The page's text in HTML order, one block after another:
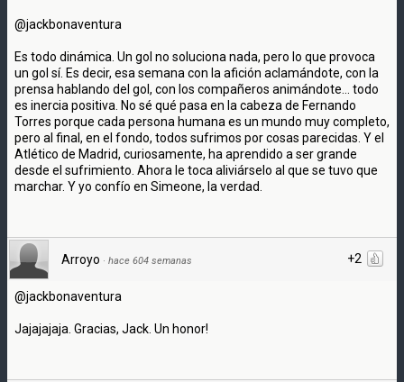
@jackbonaventura
Es todo dinámica. Un gol no soluciona nada, pero lo que provoca
un gol sí. Es decir, esa semana con la afición aclamándote, con la
prensa hablando del gol, con los compañeros animándote... todo
es inercia positiva. No sé qué pasa en la cabeza de Fernando
Torres porque cada persona humana es un mundo muy completo,
pero al final, en el fondo, todos sufrimos por cosas parecidas. Y el
Atlético de Madrid, curiosamente, ha aprendido a ser grande
desde el sufrimiento. Ahora le toca aliviárselo al que se tuvo que
marchar. Y yo confío en Simeone, la verdad.
+2
Arroyo · hace 604 semanas
@jackbonaventura
Jajajajaja. Gracias, Jack. Un honor!